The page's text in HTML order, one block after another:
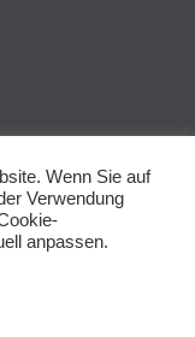
Wenn Sie auf
Verwendung
anpassen.